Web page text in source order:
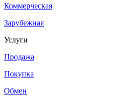
Коммерческая
Зарубежная
Услуги
Продажа
Покупка
Обмен